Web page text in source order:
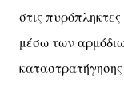
στις
μέσω των